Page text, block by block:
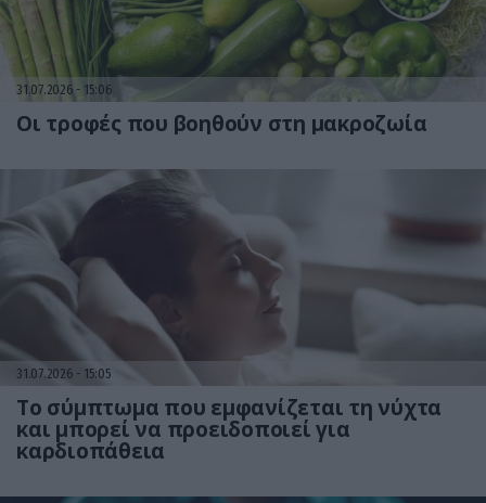
31.07.2026 15:06
Οι τροφές που βοηθούν στη μακροζωία
31.07.2026 15:05
Το σύμπτωμα που εμφανίζεται τη νύχτα
και μπορεί να προειδοποιεί για
καρδιοπάθεια